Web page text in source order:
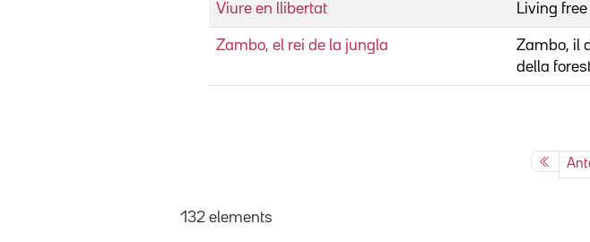
Viure en llibertat Living free
Zambo, el rei de la jungla
Zambo, il
della
132 elements